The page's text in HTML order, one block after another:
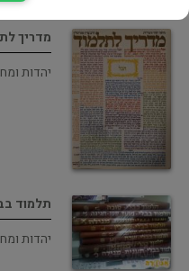
מדריך
יהדות
תלמוד
יהדות